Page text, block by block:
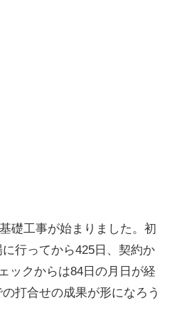
礎工事が始まりました。初
行ってから425日、契約か
ックからは84日の月日が経
打合せの成果が形になろう